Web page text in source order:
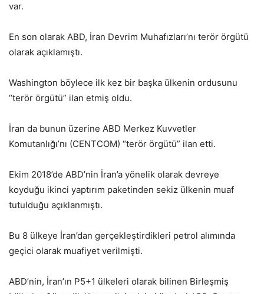
var.
En son olarak ABD, İran Devrim Muhafızları’nı terör örgütü
olarak açıklamıştı.
Washington böylece ilk kez bir başka ülkenin ordusunu
“terör örgütü” ilan etmiş oldu.
İran da bunun üzerine ABD Merkez Kuvvetler
Komutanlığı’nı (CENTCOM) “terör örgütü” ilan etti.
Ekim 2018’de ABD’nin İran’a yönelik olarak devreye
koyduğu ikinci yaptırım paketinden sekiz ülkenin muaf
tutulduğu açıklanmıştı.
Bu 8 ülkeye İran’dan gerçekleştirdikleri petrol alımında
geçici olarak muafiyet verilmişti.
ABD’nin, İran’ın P5+1 ülkeleri olarak bilinen Birleşmiş